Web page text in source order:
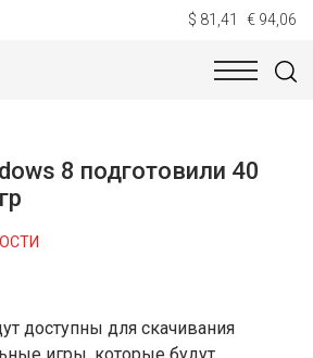
$ 81,41 € 94,06
8 подготовили 40
доступны для скачивания